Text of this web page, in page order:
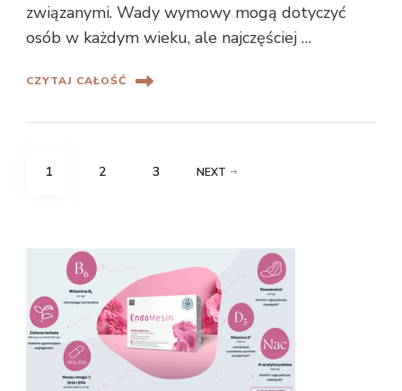
związanymi. Wady wymowy mogą dotyczyć
osób w każdym wieku, ale najczęściej …
CZYTAJ CAŁOŚĆ
Stronicowanie
PAGE
1 PAGE
2 PAGE
3 NEXT